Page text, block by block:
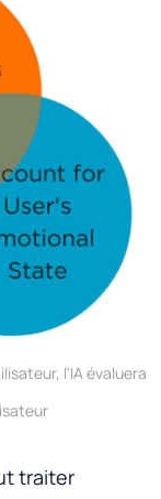
l'IA évaluera
traiter